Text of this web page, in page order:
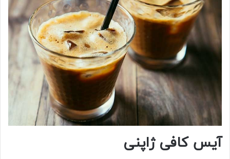
آیس کافی ژاپنی